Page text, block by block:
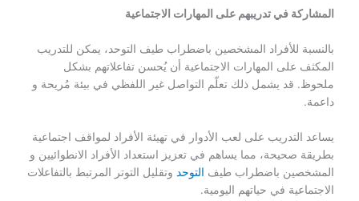
المشاركة في تدريبهم على المهارات الاجتماعية
بالنسبة للأفراد المشخصين باضطراب طيف التوحد، يمكن للتدريب
المكثف على المهارات الاجتماعية أن يُحسن تفاعلاتهم بشكل
ملحوظ. قد يشمل ذلك تعلّم التواصل غير اللفظي في بيئة مُريحة و
داعمة.
يساعد التدريب على لعب الأدوار في تهيئة الأفراد لمواقف اجتماعية
بطريقة صحيحة، مما يساهم في تعزيز استعداد الأفراد الانطوائيين و
المشخصين باضطراب طيف التوحد وتقليل التوتر المرتبط بالتفاعلات
الاجتماعية في حياتهم اليومية.